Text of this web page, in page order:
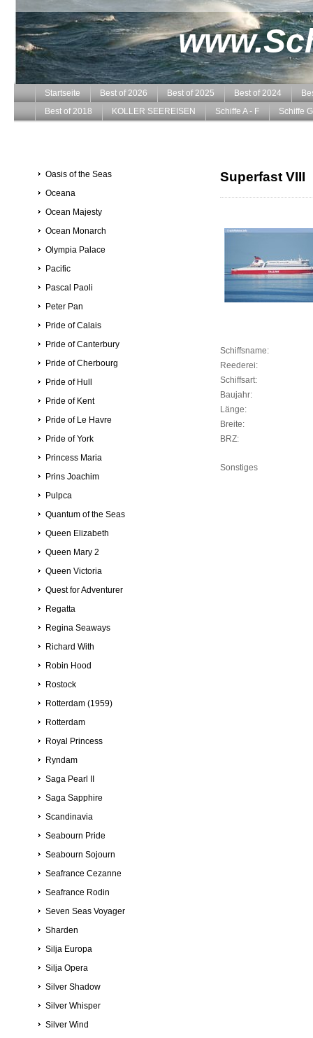
Startseite Best of 2026 Best of 2025 Best of 2024
Best of 2018
KOLLER SEEREISEN Schiffe A - F Schiffe
Oasis of the Seas
Oceana
Ocean Majesty
Ocean Monarch
Olympia Palace
Pacific
Pascal Paoli
Peter Pan
Pride of Calais
Pride of Canterbury
Pride of Cherbourg
Pride of Hull
Pride of Kent
Pride of Le Havre
Pride of York
Princess Maria
Prins Joachim
Pulpca
Quantum of the Seas
Queen Elizabeth
Queen Mary 2
Queen Victoria
Quest for Adventurer
Regatta
Regina Seaways
Richard With
Robin Hood
Rostock
Rotterdam (1959)
Rotterdam
Royal Princess
Ryndam
Saga Pearl II
Saga Sapphire
Scandinavia
Seabourn Pride
Seabourn Sojourn
Seafrance Cezanne
Seafrance Rodin
Seven Seas Voyager
Sharden
Silja Europa
Silja Opera
Silver Shadow
Silver Whisper
Silver Wind
Superfast VIII
Schiffsname:
Reederei:
Schiffsart:
Baujahr:
Länge:
Breite:
BRZ:
Sonstiges